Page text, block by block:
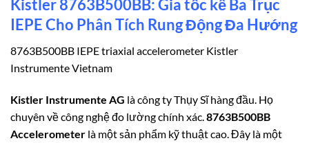
Kistler 8763B500BB: Gia tốc kế Ba Trục
IEPE Cho Phân Tích Rung Động Đa Hướng
8763B500BB IEPE triaxial accelerometer Kistler
Instrumente Vietnam
Kistler Instrumente AG là công ty Thụy Sĩ hàng đầu. Họ
chuyên về công nghệ đo lường chính xác. 8763B500BB
Accelerometer là một sản phẩm kỹ thuật cao. Đây là một